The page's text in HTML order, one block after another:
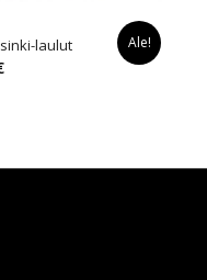
laulut
Nykyinen
Ale!